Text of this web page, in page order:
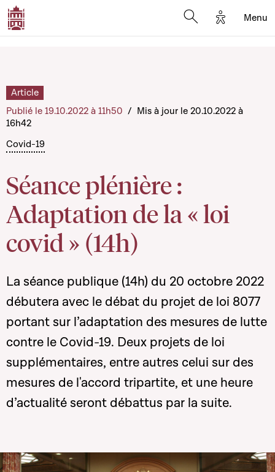
Options
Menu
Covid-19
Séance plénière :
Adaptation de la « loi
covid » (14h)
Article
Publié le 19.10.2022 à 11h50 / Mis à jour le 20.10.2022 à
16h42
La séance publique (14h) du 20 octobre 2022
débutera avec le débat du projet de loi 8077
portant sur l’adaptation des mesures de lutte
contre le Covid-19. Deux projets de loi
supplémentaires, entre autres celui sur des
mesures de l'accord tripartite, et une heure
d’actualité seront débattus par la suite.